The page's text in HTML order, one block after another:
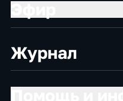
Журнал